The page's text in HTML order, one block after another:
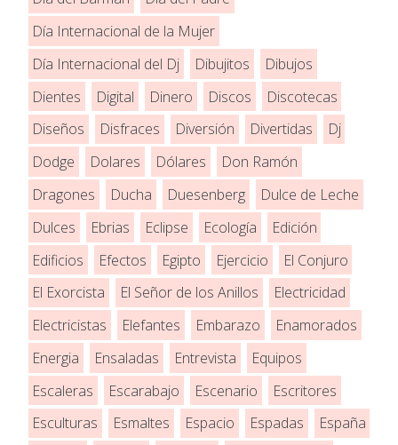
Día Internacional de la Mujer
Día Internacional del Dj
Dibujitos
Dibujos
Dientes
Digital Dinero Discos
Discotecas
Diseños
Disfraces Diversión Divertidas
Dj
Dodge
Dolares Dólares
Don Ramón
Dragones
Ducha Duesenberg
Dulce de Leche
Dulces
Ebrias Eclipse Ecología
Edición
Edificios
Efectos Egipto Ejercicio
El Conjuro
El Exorcista
El Señor de los Anillos
Electricidad
Electricistas
Elefantes Embarazo
Enamorados
Energia
Ensaladas Entrevista
Equipos
Escaleras
Escarabajo Escenario
Escritores
Esculturas
Esmaltes Espacio Espadas
España